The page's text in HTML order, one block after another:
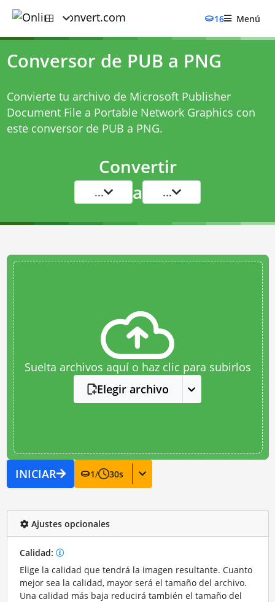
16 Menú
Conversor de PUB a PNG
Convierte tu archivo de Microsoft Publisher
Document File a Portable Network Graphics con
este conversor de PUB a PNG.
Convertir
... a ...
Suelta archivos aquí o haz clic para subirlos
Elegir archivo
INICIAR 1/ 30s
Ajustes opcionales
Calidad:
Elige la calidad que tendrá la imagen resultante. Cuanto
mejor sea la calidad, mayor será el tamaño del archivo.
Una calidad más baja reducirá también el tamaño del